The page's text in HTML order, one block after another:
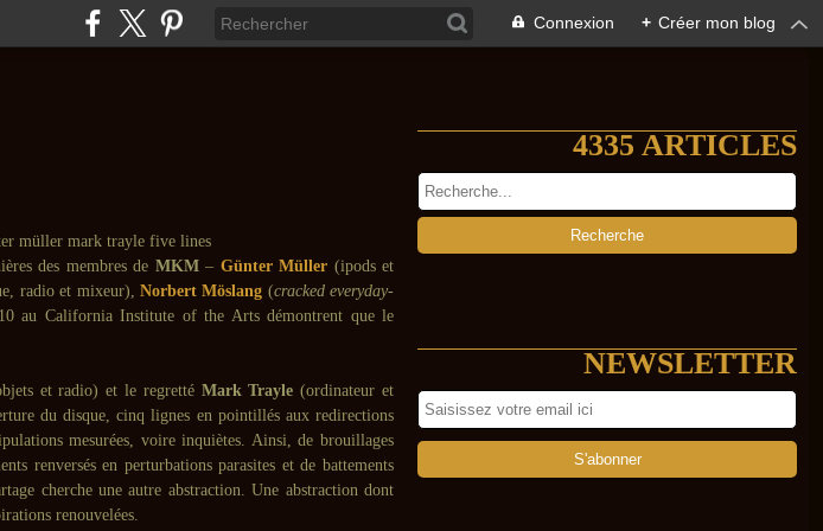
Connexion + Créer mon blog
des membres de MKM– Günter Müller (ipods et
radio et mixeur), Norbert Möslang (cracked everyday-
au California Institute of the Arts démontrent que le
et radio) et le regretté Mark Trayle (ordinateur et
du disque, cinq lignes en pointillés aux redirections
mesurées, voire inquiètes. Ainsi, de brouillages
renversés en perturbations parasites et de battements
cherche une autre abstraction. Une abstraction dont
renouvelées.
4335 ARTICLES
NEWSLETTER